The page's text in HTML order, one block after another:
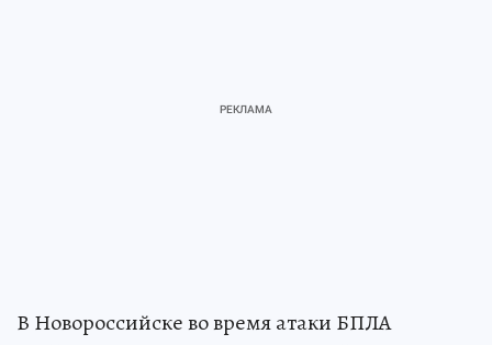
В Новороссийске во время атаки БПЛА